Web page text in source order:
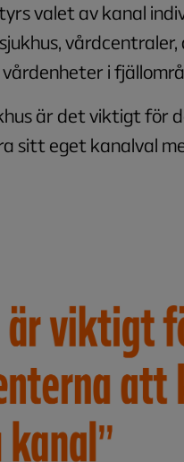
valet av kanal
i
är det viktigt för
sitt eget kanalval